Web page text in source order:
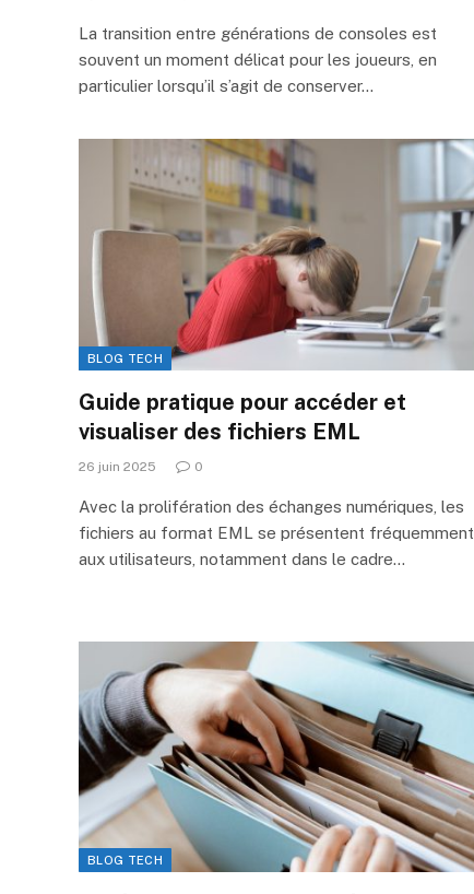
La transition entre générations de consoles est
souvent un moment délicat pour les joueurs, en
particulier lorsqu’il s’agit de conserver…
BLOG TECH
Guide pratique pour accéder et
visualiser des fichiers EML
26 juin 2025 0
Avec la prolifération des échanges numériques, les
fichiers au format EML se présentent fréquemment
aux utilisateurs, notamment dans le cadre…
BLOG TECH